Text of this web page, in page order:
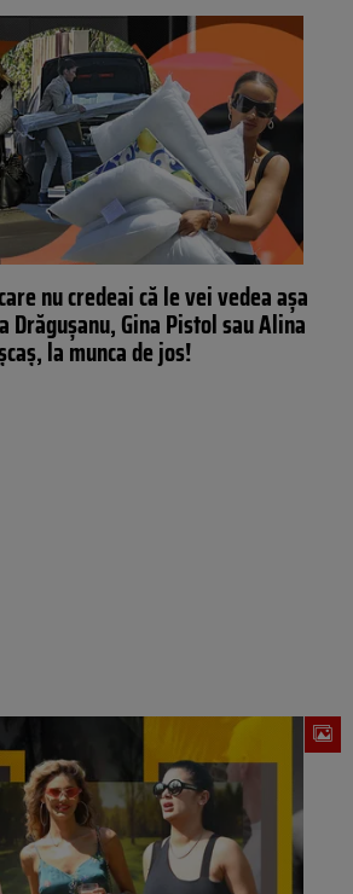
nu credeai că le vei vedea aşa
Drăguşanu, Gina Pistol sau Alina
la munca de jos!